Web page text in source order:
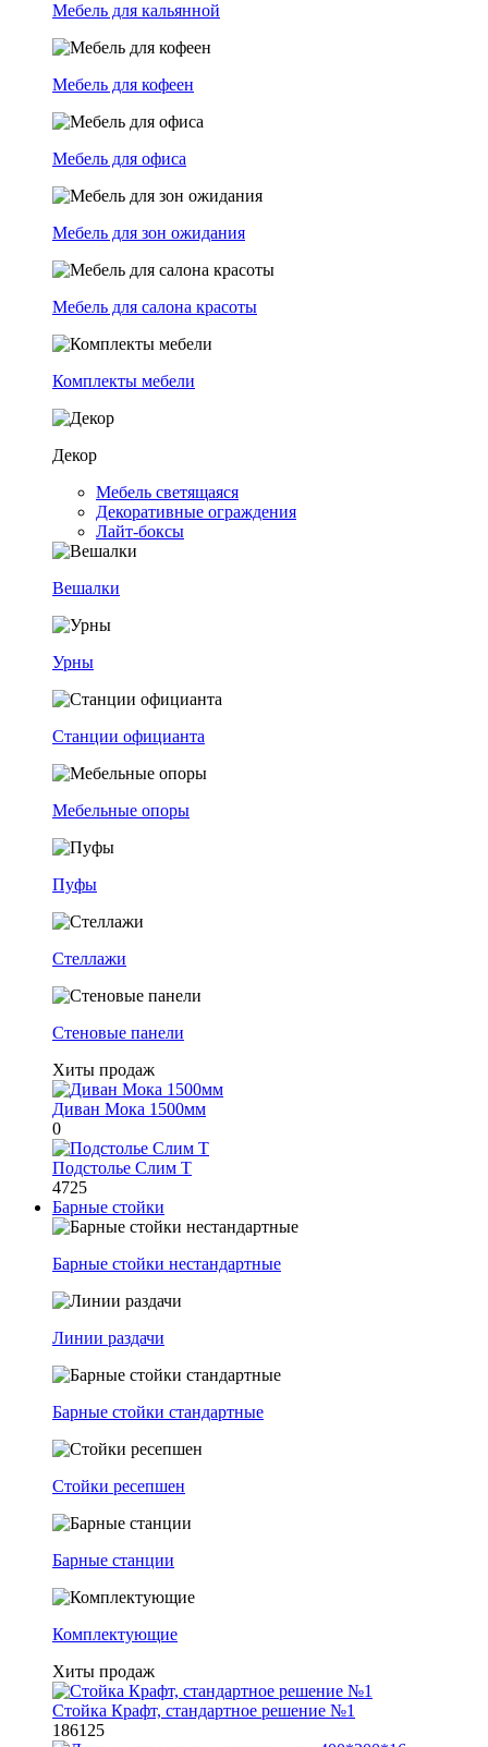
Мебель для кальянной
Мебель для кофеен
Мебель для офиса
Мебель для зон ожидания
Мебель для салона красоты
Комплекты мебели
Декор
Мебель светящаяся
Декоративные ограждения
Лайт-боксы
Вешалки
Урны
Станции официанта
Мебельные опоры
Пуфы
Стеллажи
Стеновые панели
Хиты продаж
Диван Мока 1500мм
0
Подстолье Слим Т
4725
Барные стойки
Барные стойки нестандартные
Линии раздачи
Барные стойки стандартные
Стойки ресепшен
Барные станции
Комплектующие
Хиты продаж
Стойка Крафт, стандартное решение №1
186125